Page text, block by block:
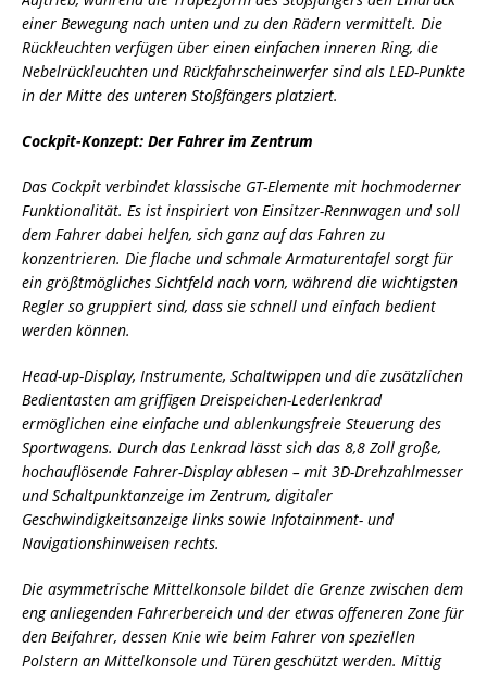
einer Bewegung nach unten und zu den Rädern vermittelt. Die
Rückleuchten verfügen über einen einfachen inneren Ring, die
Nebelrückleuchten und Rückfahrscheinwerfer sind als LED-Punkte
in der Mitte des unteren Stoßfängers platziert.
Cockpit-Konzept: Der Fahrer im Zentrum
Das Cockpit verbindet klassische GT-Elemente mit hochmoderner
Funktionalität. Es ist inspiriert von Einsitzer-Rennwagen und soll
dem Fahrer dabei helfen, sich ganz auf das Fahren zu
konzentrieren. Die flache und schmale Armaturentafel sorgt für
ein größtmögliches Sichtfeld nach vorn, während die wichtigsten
Regler so gruppiert sind, dass sie schnell und einfach bedient
werden können.
Head-up-Display, Instrumente, Schaltwippen und die zusätzlichen
Bedientasten am griffigen Dreispeichen-Lederlenkrad
ermöglichen eine einfache und ablenkungsfreie Steuerung des
Sportwagens. Durch das Lenkrad lässt sich das 8,8 Zoll große,
hochauflösende Fahrer-Display ablesen – mit 3D-Drehzahlmesser
und Schaltpunktanzeige im Zentrum, digitaler
Geschwindigkeitsanzeige links sowie Infotainment- und
Navigationshinweisen rechts.
Die asymmetrische Mittelkonsole bildet die Grenze zwischen dem
eng anliegenden Fahrerbereich und der etwas offeneren Zone für
den Beifahrer, dessen Knie wie beim Fahrer von speziellen
Polstern an Mittelkonsole und Türen geschützt werden. Mittig